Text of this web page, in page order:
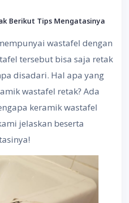
Berikut Tips Mengatasinya
wastafel dengan
tersebut bisa saja retak
disadari. Hal apa yang
wastafel retak? Ada
keramik wastafel
jelaskan beserta